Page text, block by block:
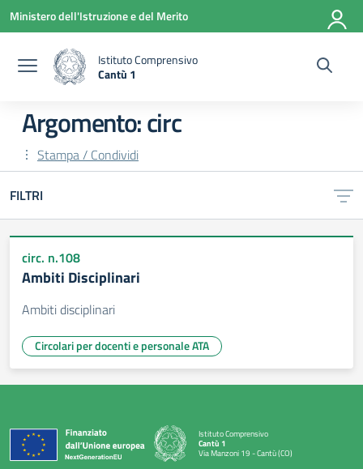
Vai ai contenuti
Vai al menu di navigazione
Vai al footer
Ministero dell'Istruzione e del Merito
Istituto Comprensivo
Cantù 1
Argomento: circ
Stampa / Condividi
FILTRI
circ. n.108
Ambiti Disciplinari
Ambiti disciplinari
Circolari per docenti e personale ATA
Istituto Comprensivo
Cantù 1
Via Manzoni 19 - Cantù (CO)
— Visita la pagina iniziale della scuola